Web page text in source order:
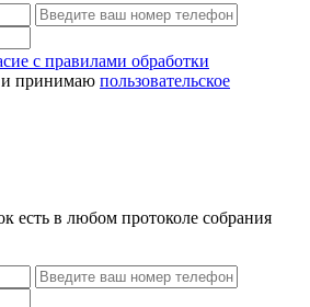
с правилами обработки
принимаю пользовательское
есть в любом протоколе собрания